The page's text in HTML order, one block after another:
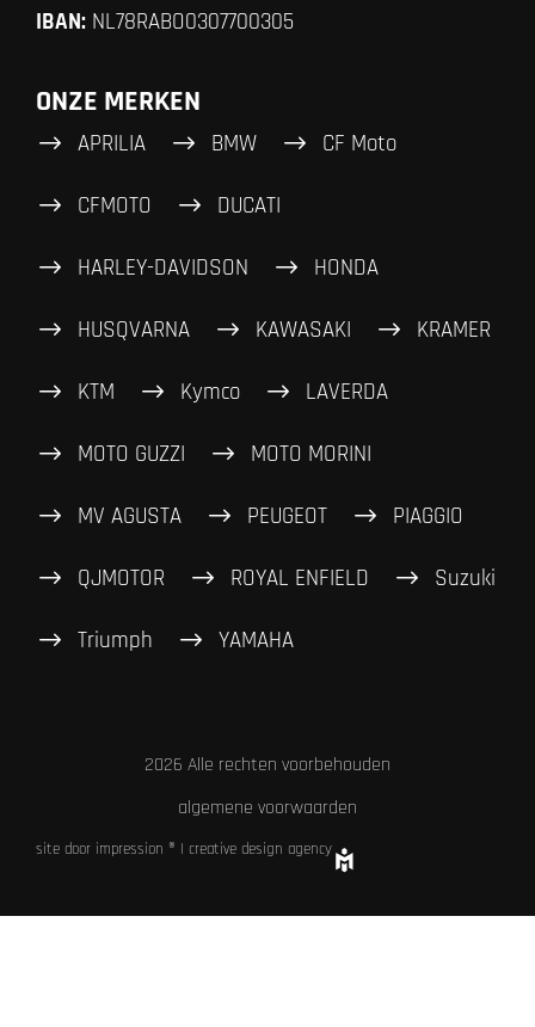
IBAN: NL78RABO0307700305
ONZE MERKEN
APRILIA BMW CF Moto
CFMOTO DUCATI
HARLEY-DAVIDSON HONDA
HUSQVARNA KAWASAKI KRAMER
KTM Kymco LAVERDA
MOTO GUZZI MOTO MORINI
MV AGUSTA PEUGEOT PIAGGIO
QJMOTOR ROYAL ENFIELD Suzuki
Triumph YAMAHA
2026 Alle rechten voorbehouden
algemene voorwaarden
site door impression ® | creative design agency